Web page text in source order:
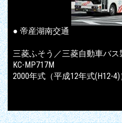
● 帝産湖南交通
三菱ふそう／三菱自動車バス
KC-MP717M
2000年式（平成12年式(H12-4)